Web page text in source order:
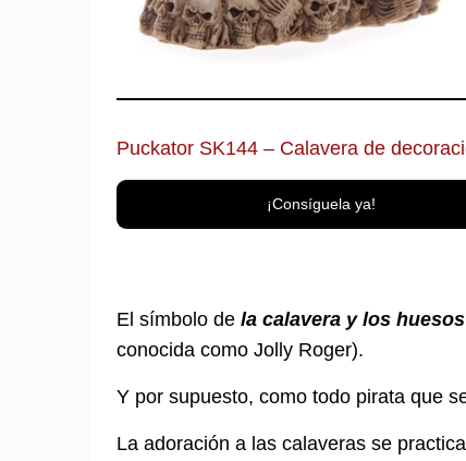
Puckator SK144 – Calavera de
¡Consíguela ya!
El símbolo de la calavera y los huesos
conocida como Jolly Roger).
Y por supuesto, como todo pirata que
La adoración a las calaveras se